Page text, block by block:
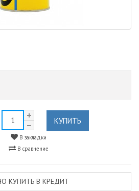
КУПИТЬ
В закладки
В сравнение
КУПИТЬ В КРЕДИТ